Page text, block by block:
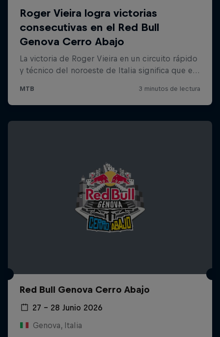
Red Bull Genova Cerro Abajo
27 – 28 Junio 2026
Genova, Italia